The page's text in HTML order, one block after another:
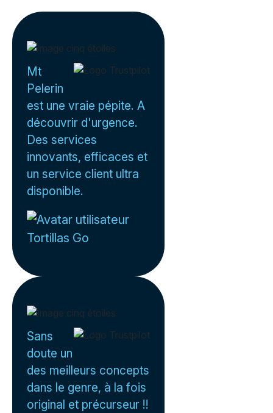
Mt
Pelerin
est une vraie pépite. A
découvrir d'urgence.
Des services
innovants, efficaces et
un service client ultra
disponible.
Tortillas Go
Sans
doute un
des meilleurs concepts
dans le genre, à la fois
original et précurseur !!